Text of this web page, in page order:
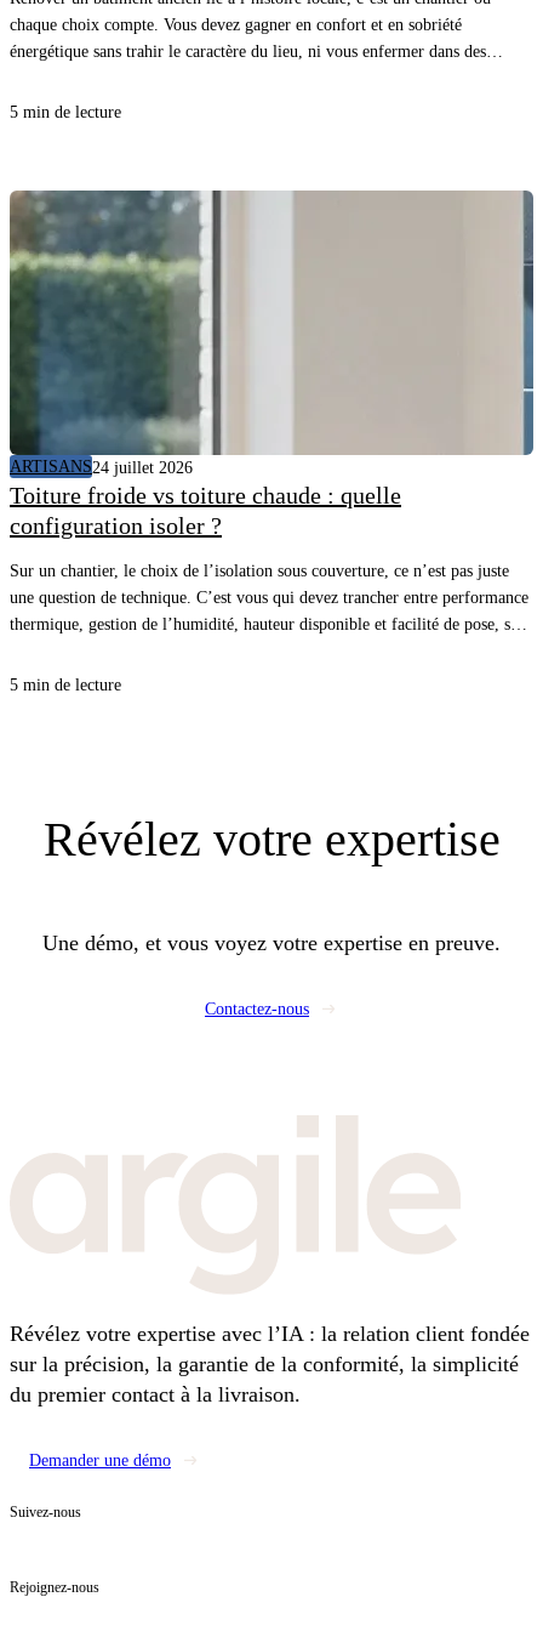
chaque choix compte. Vous devez gagner en confort et en sobriété
énergétique sans trahir le caractère du lieu, ni vous enfermer dans des
avancez vite, proprement, et vous sécurisez le résultat.
5 min de lecture
ARTISANS24 juillet 2026
Toiture froide vs toiture chaude : quelle
configuration isoler ?
Sur un chantier, le choix de l’isolation sous couverture, ce n’est pas juste
une question de technique. C’est vous qui devez trancher entre performance
thermique, gestion de l’humidité, hauteur disponible et facilité de pose, sans
d’été comme d’hiver, et vous évitez les désordres qui coûtent cher au retour.
5 min de lecture
Révélez votre expertise
Une démo, et vous voyez votre expertise en preuve.
Contactez-nous
Révélez votre expertise avec l’IA : la relation client fondée
sur la précision, la garantie de la conformité, la simplicité
du premier contact à la livraison.
Demander une démo
Suivez-nous
Rejoignez-nous